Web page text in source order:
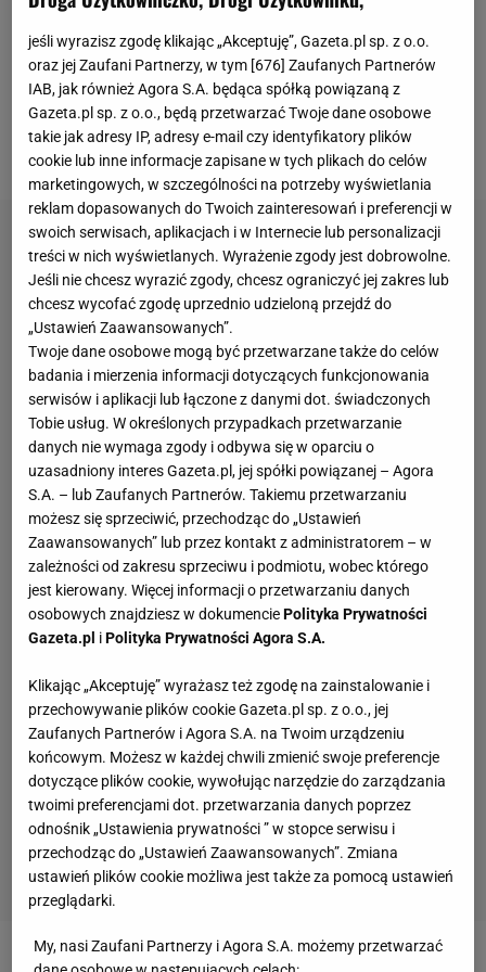
Chinkami, ale w Bangkoku wróciły na zwycięską
ścieżkę - najpierw udało im się wygrać z Bułgarkami
3:0, a w czwartkowe popołudnie pokonały Ukrainki
jeśli wyrazisz zgodę klikając „Akceptuję”, Gazeta.pl sp. z o.o.
oraz jej Zaufani Partnerzy, w tym [676] Zaufanych Partnerów
IAB, jak również Agora S.A. będąca spółką powiązaną z
Gazeta.pl sp. z o.o., będą przetwarzać Twoje dane osobowe
takie jak adresy IP, adresy e-mail czy identyfikatory plików
cookie lub inne informacje zapisane w tych plikach do celów
marketingowych, w szczególności na potrzeby wyświetlania
reklam dopasowanych do Twoich zainteresowań i preferencji w
swoich serwisach, aplikacjach i w Internecie lub personalizacji
treści w nich wyświetlanych. Wyrażenie zgody jest dobrowolne.
Jeśli nie chcesz wyrazić zgody, chcesz ograniczyć jej zakres lub
chcesz wycofać zgodę uprzednio udzieloną przejdź do
„Ustawień Zaawansowanych”.
Twoje dane osobowe mogą być przetwarzane także do celów
badania i mierzenia informacji dotyczących funkcjonowania
serwisów i aplikacji lub łączone z danymi dot. świadczonych
Tobie usług. W określonych przypadkach przetwarzanie
danych nie wymaga zgody i odbywa się w oparciu o
uzasadniony interes Gazeta.pl, jej spółki powiązanej – Agora
S.A. – lub Zaufanych Partnerów. Takiemu przetwarzaniu
możesz się sprzeciwić, przechodząc do „Ustawień
Zaawansowanych” lub przez kontakt z administratorem – w
zależności od zakresu sprzeciwu i podmiotu, wobec którego
jest kierowany. Więcej informacji o przetwarzaniu danych
osobowych znajdziesz w dokumenciePolityka Prywatności
Gazeta.pl iPolityka Prywatności Agora S.A.
Klikając „Akceptuję” wyrażasz też zgodę na zainstalowanie i
przechowywanie plików cookie Gazeta.pl sp. z o.o., jej
Zaufanych Partnerów i Agora S.A. na Twoim urządzeniu
końcowym. Możesz w każdej chwili zmienić swoje preferencje
dotyczące plików cookie, wywołując narzędzie do zarządzania
twoimi preferencjami dot. przetwarzania danych poprzez
odnośnik „Ustawienia prywatności ” w stopce serwisu i
przechodząc do „Ustawień Zaawansowanych”. Zmiana
ustawień plików cookie możliwa jest także za pomocą ustawień
przeglądarki.
My, nasi Zaufani Partnerzy i Agora S.A. możemy przetwarzać